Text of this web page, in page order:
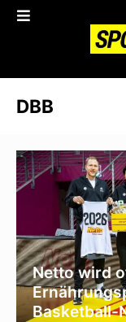
DBB
Netto wird
Basketball-